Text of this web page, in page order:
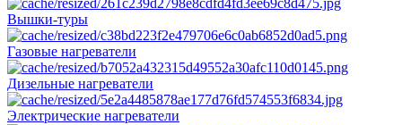
Вышки-туры
Газовые нагреватели
Дизельные нагреватели
Электрические нагреватели